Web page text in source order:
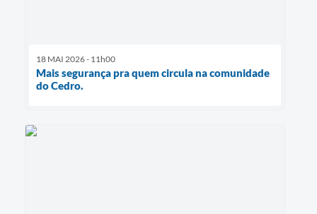
18 MAI 2026 - 11h00
Mais segurança pra quem circula na comunidade
do Cedro.